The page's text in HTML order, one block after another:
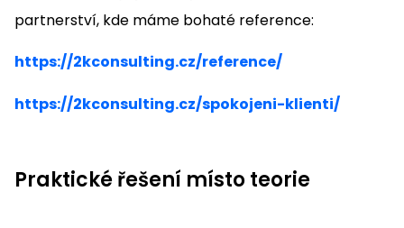
partnerství, kde máme bohaté reference:
https://2kconsulting.cz/reference/
https://2kconsulting.cz/spokojeni-klienti/
Praktické řešení místo teorie